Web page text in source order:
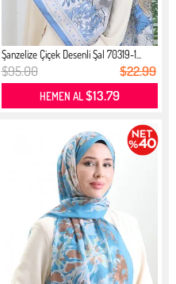
Şanzelize Çiçek Desenli Şal 70319-1...
$95.00 $22.99
HEMEN AL$13.79